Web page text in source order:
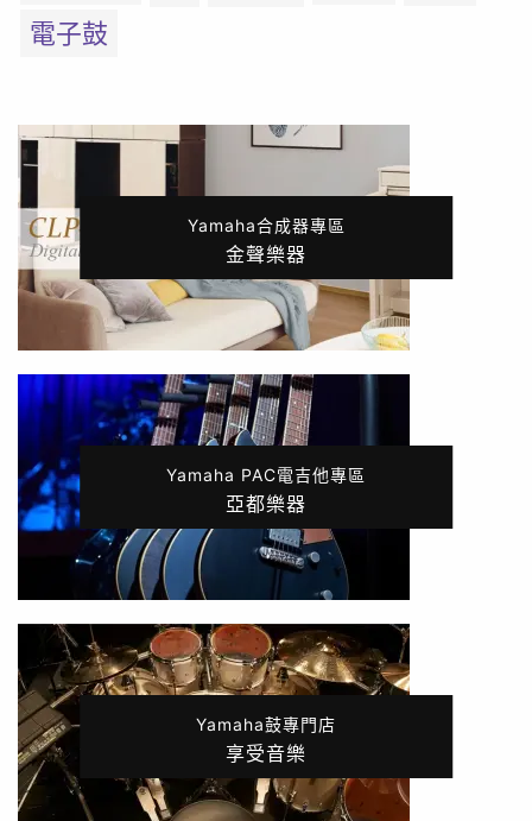
電子鼓
Yamaha合成器專區
金聲樂器
Yamaha PAC電吉他專區
亞都樂器
Yamaha鼓專門店
享受音樂